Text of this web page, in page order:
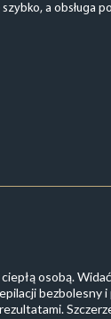
a obsługa
osobą.
bezbolesny i